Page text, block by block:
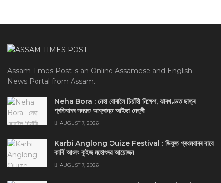
Assam Times Post is an Online Assamese and English
News Portal from Assam.
Neha Bora : নেহা বোৰালৈ চিয়াঁহী নিক্ষেপ, ঝাৰখণ্ডত ছাত্ৰ
প্ৰতিবাদৰ সময়ত আক্ৰান্ত আইছা নেত্ৰী
AUGUST 7, 2026
Karbi Anglong Quize Festival : ডিফুত প্ৰথমবাৰৰ বাবে
কাৰ্বি আংলং কুইজ মহোৎসৱ আয়োজন
AUGUST 7, 2026